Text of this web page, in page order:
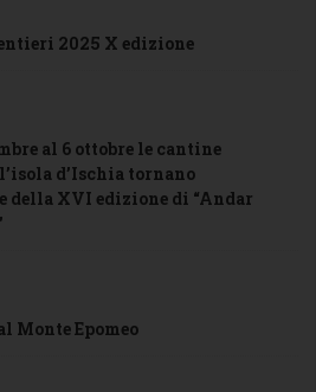
2025 X edizione
al 6 ottobre le cantine
d’Ischia tornano
della XVI edizione di “Andar
Monte Epomeo